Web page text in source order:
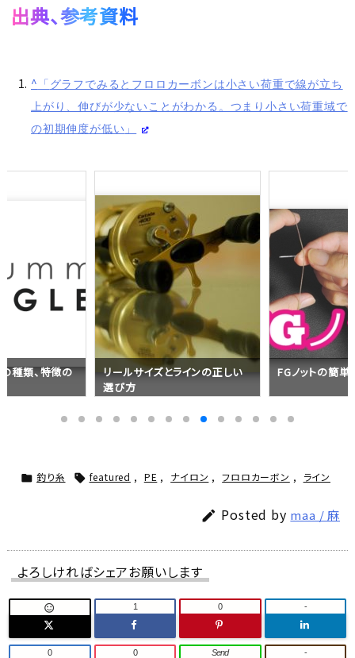
出典、参考資料
^
グラフでみるとフロロカーボンは小さい荷重で線が立ち
上がり、伸びが少ないことがわかる。つまり小さい荷重域で
の初期伸度が低い
の種類、特徴の
リールサイズとラインの正しい
選び方
FGノットの簡
 釣り糸  featured , PE , ナイロン , フロロカーボン , ライン
 Posted by maa / 麻
よろしければシェアお願いします
 1 0 -
0 0 Send -